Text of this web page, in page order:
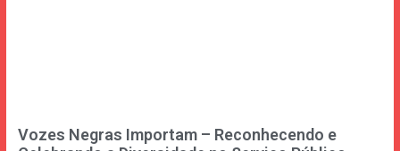
Vozes Negras Importam – Reconhecendo e